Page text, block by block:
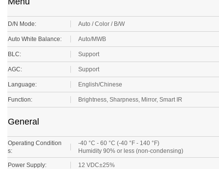
D/N Mode: Auto / Color / B/W
Auto White Balance: Auto/MWB
BLC: Support
AGC: Support
Language: English/Chinese
Function: Brightness, Sharpness, Mirror, Smart IR
Operating Condition
s:
-40 °C - 60 °C (-40 °F - 140 °F)
Humidity 90% or less (non-condensing)
Power Supply: 12 VDC±25%